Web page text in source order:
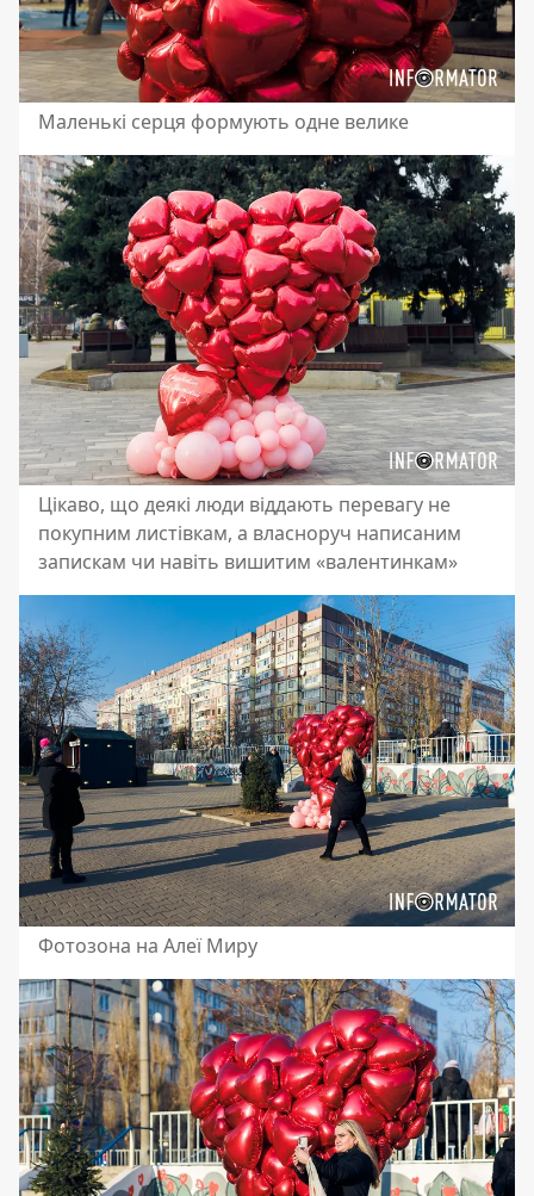
Маленькі серця формують одне велике
Цікаво, що деякі люди віддають перевагу не
покупним листівкам, а власноруч написаним
запискам чи навіть вишитим «валентинкам»
Фотозона на Алеї Миру